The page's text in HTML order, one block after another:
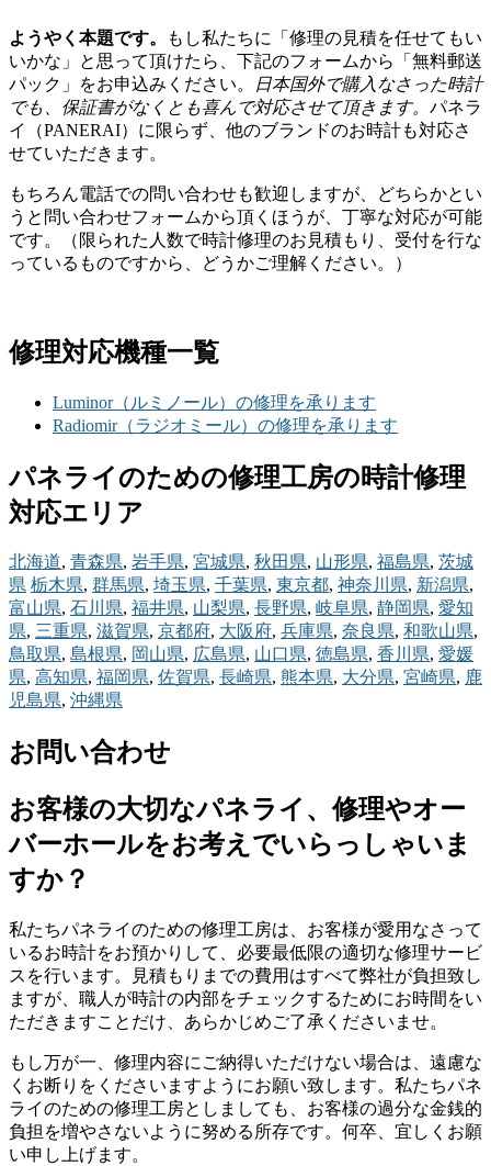
ようやく本題です。
もし私たちに「修理の見積を任せてもい
いかな」と思って頂けたら、下記のフォームから「無料郵送
パック」をお申込みください。
日本国外で購入なさった時計
でも、保証書がなくとも喜んで対応させて頂きます。 パネラ
イ（PANERAI）に限らず、他のブランドのお時計も対応さ
せていただきます。
もちろん電話での問い合わせも歓迎しますが、どちらかとい
うと問い合わせフォームから頂くほうが、丁寧な対応が可能
です。（限られた人数で時計修理のお見積もり、受付を行な
っているものですから、どうかご理解ください。）
修理対応機種一覧
Luminor（ルミノール）の修理を承ります
Radiomir（ラジオミール）の修理を承ります
パネライのための修理工房の時計修理
対応エリア
北海道, 青森県, 岩手県, 宮城県, 秋田県, 山形県, 福島県, 茨城
県 栃木県, 群馬県, 埼玉県, 千葉県, 東京都, 神奈川県, 新潟県,
富山県, 石川県, 福井県, 山梨県, 長野県, 岐阜県, 静岡県, 愛知
県, 三重県, 滋賀県, 京都府, 大阪府, 兵庫県, 奈良県, 和歌山県,
鳥取県, 島根県, 岡山県, 広島県, 山口県, 徳島県, 香川県, 愛媛
県, 高知県, 福岡県, 佐賀県, 長崎県, 熊本県, 大分県, 宮崎県, 鹿
児島県, 沖縄県
お問い合わせ
お客様の大切なパネライ、修理やオー
バーホールをお考えでいらっしゃいま
すか？
私たちパネライのための修理工房は、お客様が愛用なさって
いるお時計をお預かりして、必要最低限の適切な修理サービ
スを行います。見積もりまでの費用はすべて弊社が負担致し
ますが、職人が時計の内部をチェックするためにお時間をい
ただきますことだけ、あらかじめご了承くださいませ。
もし万が一、修理内容にご納得いただけない場合は、遠慮な
くお断りをくださいますようにお願い致します。私たちパネ
ライのための修理工房としましても、お客様の過分な金銭的
負担を増やさないように努める所存です。何卒、宜しくお願
い申し上げます。